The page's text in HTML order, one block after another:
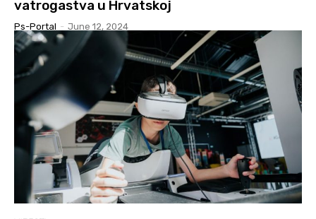
vatrogastva u Hrvatskoj
Ps-Portal - June 12, 2024